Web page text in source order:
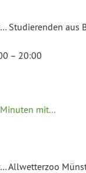
Studierenden aus
– 20:00
mit...
Allwetterzoo